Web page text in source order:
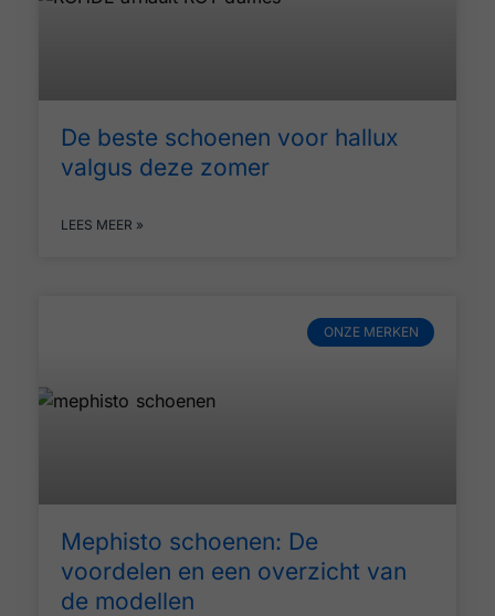
De beste schoenen voor hallux
valgus deze zomer
LEES MEER »
ONZE MERKEN
Mephisto schoenen: De
voordelen en een overzicht van
de modellen